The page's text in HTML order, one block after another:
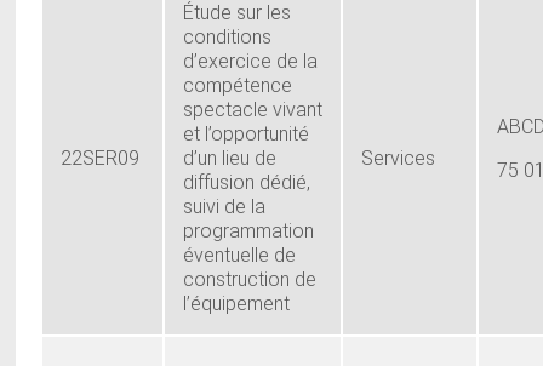
22SER09
Étude sur les
conditions
d’exercice de la
compétence
spectacle vivant
et l’opportunité
d’un lieu de
diffusion dédié,
suivi de la
programmation
éventuelle de
construction de
l’équipement
Services
75